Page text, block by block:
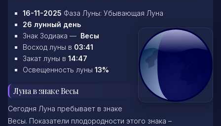
16-11-2025 Фаза Луны: Убывающая Луна
26 лунный день
Знак Зодиака — Весы
Восход луны в 03:41
Закат луны в 14:47
Освещенность луны 13%
Луна в знаке Весы
Сегодня Луна пребывает в знаке
Весы. Показатели плодородности этого знака –